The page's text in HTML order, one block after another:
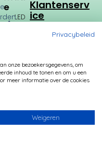
E
LED
Verbruik
Kleurtemperatuur
Klantenserv
ice
Privacybeleid
onze bezoekersgegevens, om
inhoud te tonen en om u een
meer informatie over de cookies
Weigeren